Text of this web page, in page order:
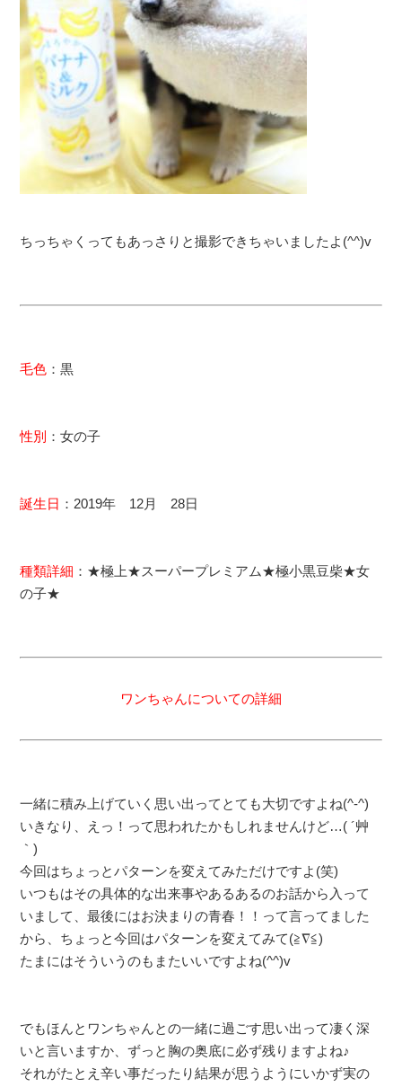
ちっちゃくってもあっさりと撮影できちゃいましたよ(^^)v
毛色 ：黒
性別 ：女の子
誕生日 ：2019年 12月 28日
種類詳細 ：★極上★スーパープレミアム★極小黒豆柴★女
の子★
ワンちゃんについての詳細
一緒に積み上げていく思い出ってとても大切ですよね(^-^)
いきなり、えっ！って思われたかもしれませんけど…( ´艸
｀)
今回はちょっとパターンを変えてみただけですよ(笑)
いつもはその具体的な出来事やあるあるのお話から入って
いまして、最後にはお決まりの青春！！って言ってました
から、ちょっと今回はパターンを変えてみて(≧∇≦)
たまにはそういうのもまたいいですよね(^^)v
でもほんとワンちゃんとの一緒に過ごす思い出って凄く深
いと言いますか、ずっと胸の奥底に必ず残りますよね♪
それがたとえ辛い事だったり結果が思うようにいかず実の